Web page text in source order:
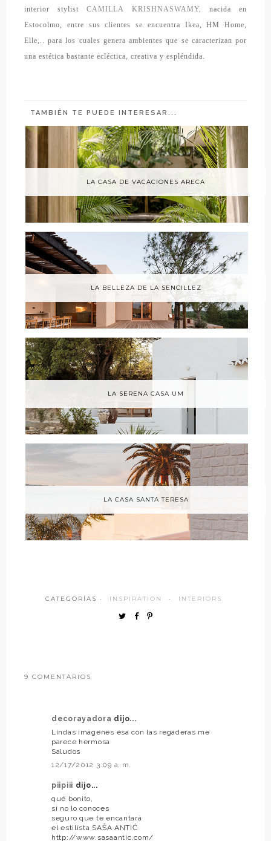
interior stylistCAMILLA KRISHNASWAMY, nacida en
Estocolmo, entre sus clientes se encuentra Ikea, HM Home,
Elle,.. para los cuales generaambientes que se caracterizan por
una estética bastante ecléctica, creativa y espléndida
TAMBIÉN TE PUEDE INTERESAR...
LA CASA DE VACACIONES ARECA
LA BELLEZA DE LA SENCILLEZ
LA SERENA CASA UM
LA CASA SANTA TERESA
CATEGORÍAS · INSPIRATION · INTERIORS
9 COMENTARIOS
decorayadora dijo...
Lindas imágenes esa con las regaderas me
parece hermosa
Saludos
12/17/2012 3:09 a. m.
piipiii dijo...
qué bonito,
si no lo conoces
seguro que te encantará
el estilista SAŠA ANTIĆ
http://www.sasaantic.com/